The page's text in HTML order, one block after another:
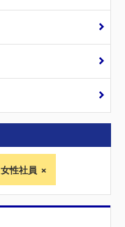
女性社員